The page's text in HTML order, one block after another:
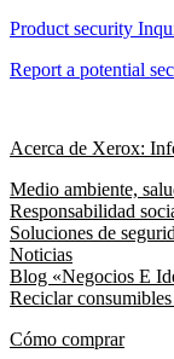
Product security
Report a potential
Acerca de Xerox:
Medio ambiente,
Responsabilidad
Soluciones de
Noticias
Blog «Negocios E
Reciclar
Cómo comprar